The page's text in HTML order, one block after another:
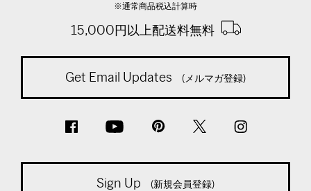
※通常商品税込計算時
15,000円以上配送料無料
Get Email Updates (メルマガ登録)
Sign Up (新規会員登録)